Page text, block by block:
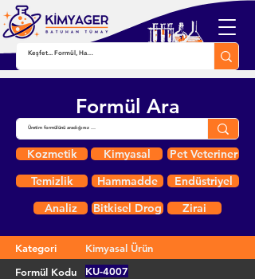
Formül Ara
Kozmetik Kimyasal
Pet Veteriner
Temizlik
Hammadde
Endüstriyel
Analiz
Bitkisel Drog Zirai
Kategori
Kimyasal Ürün
Formül Kodu
KU-4007